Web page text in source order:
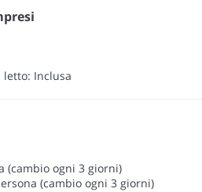
letto: Inclusa
(cambio ogni 3 giorni)
(cambio ogni 3 giorni)